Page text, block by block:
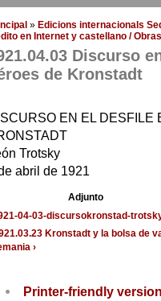
» Edicions internacionals
en Internet y castellano /
Discurso
de Kronstadt
EN EL DESFILE
Trotsky
abril de 1921
Adjunto
04-03-discursokronstad-
Kronstadt y la bolsa de
›
Printer-friendly